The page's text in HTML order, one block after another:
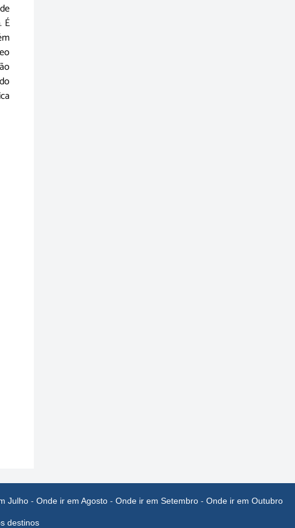
É
Julho- Onde ir em Agosto- Onde ir em Setembro- Onde ir em Outubro
destinos